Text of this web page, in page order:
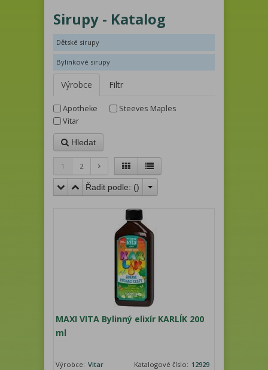
Sirupy - Katalog
Dětské sirupy
Bylinkové sirupy
Výrobce Filtr
Apotheke
Steeves Maples
Vitar
Hledat
1 2
Řadit podle: ()
MAXI VITA Bylinný elixír KARLÍK 200
ml
Výrobce: Vitar Katalogové číslo: 12929